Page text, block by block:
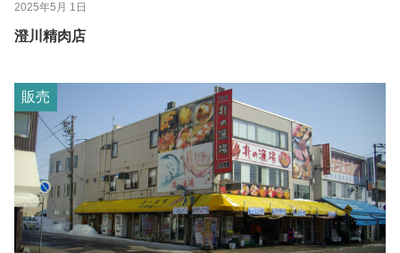
2025年5月 1日
澄川精肉店
販売